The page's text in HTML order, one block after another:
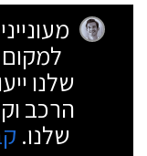
שלנו
הרכב
שלנו.